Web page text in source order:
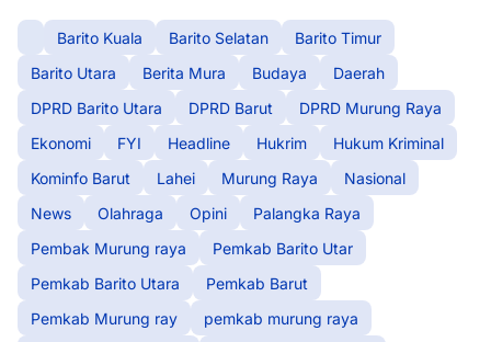
Barito Kuala Barito Selatan
Barito Timur
Barito Utara
Berita Mura Budaya
Daerah
DPRD Barito Utara
DPRD Barut
DPRD Murung Raya
Ekonomi
FYI Headline Hukrim
Hukum Kriminal
Kominfo Barut
Lahei Murung Raya
Nasional
News
Olahraga Opini
Palangka Raya
Pembak Murung raya
Pemkab Barito Utar
Pemkab Barito Utara
Pemkab Barut
Pemkab Murung ray
pemkab murung raya